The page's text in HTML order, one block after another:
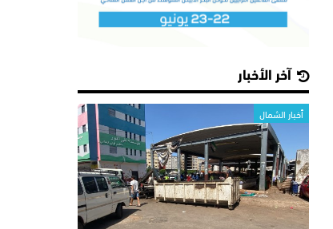
آخر الأخبار
أخبار الشمال